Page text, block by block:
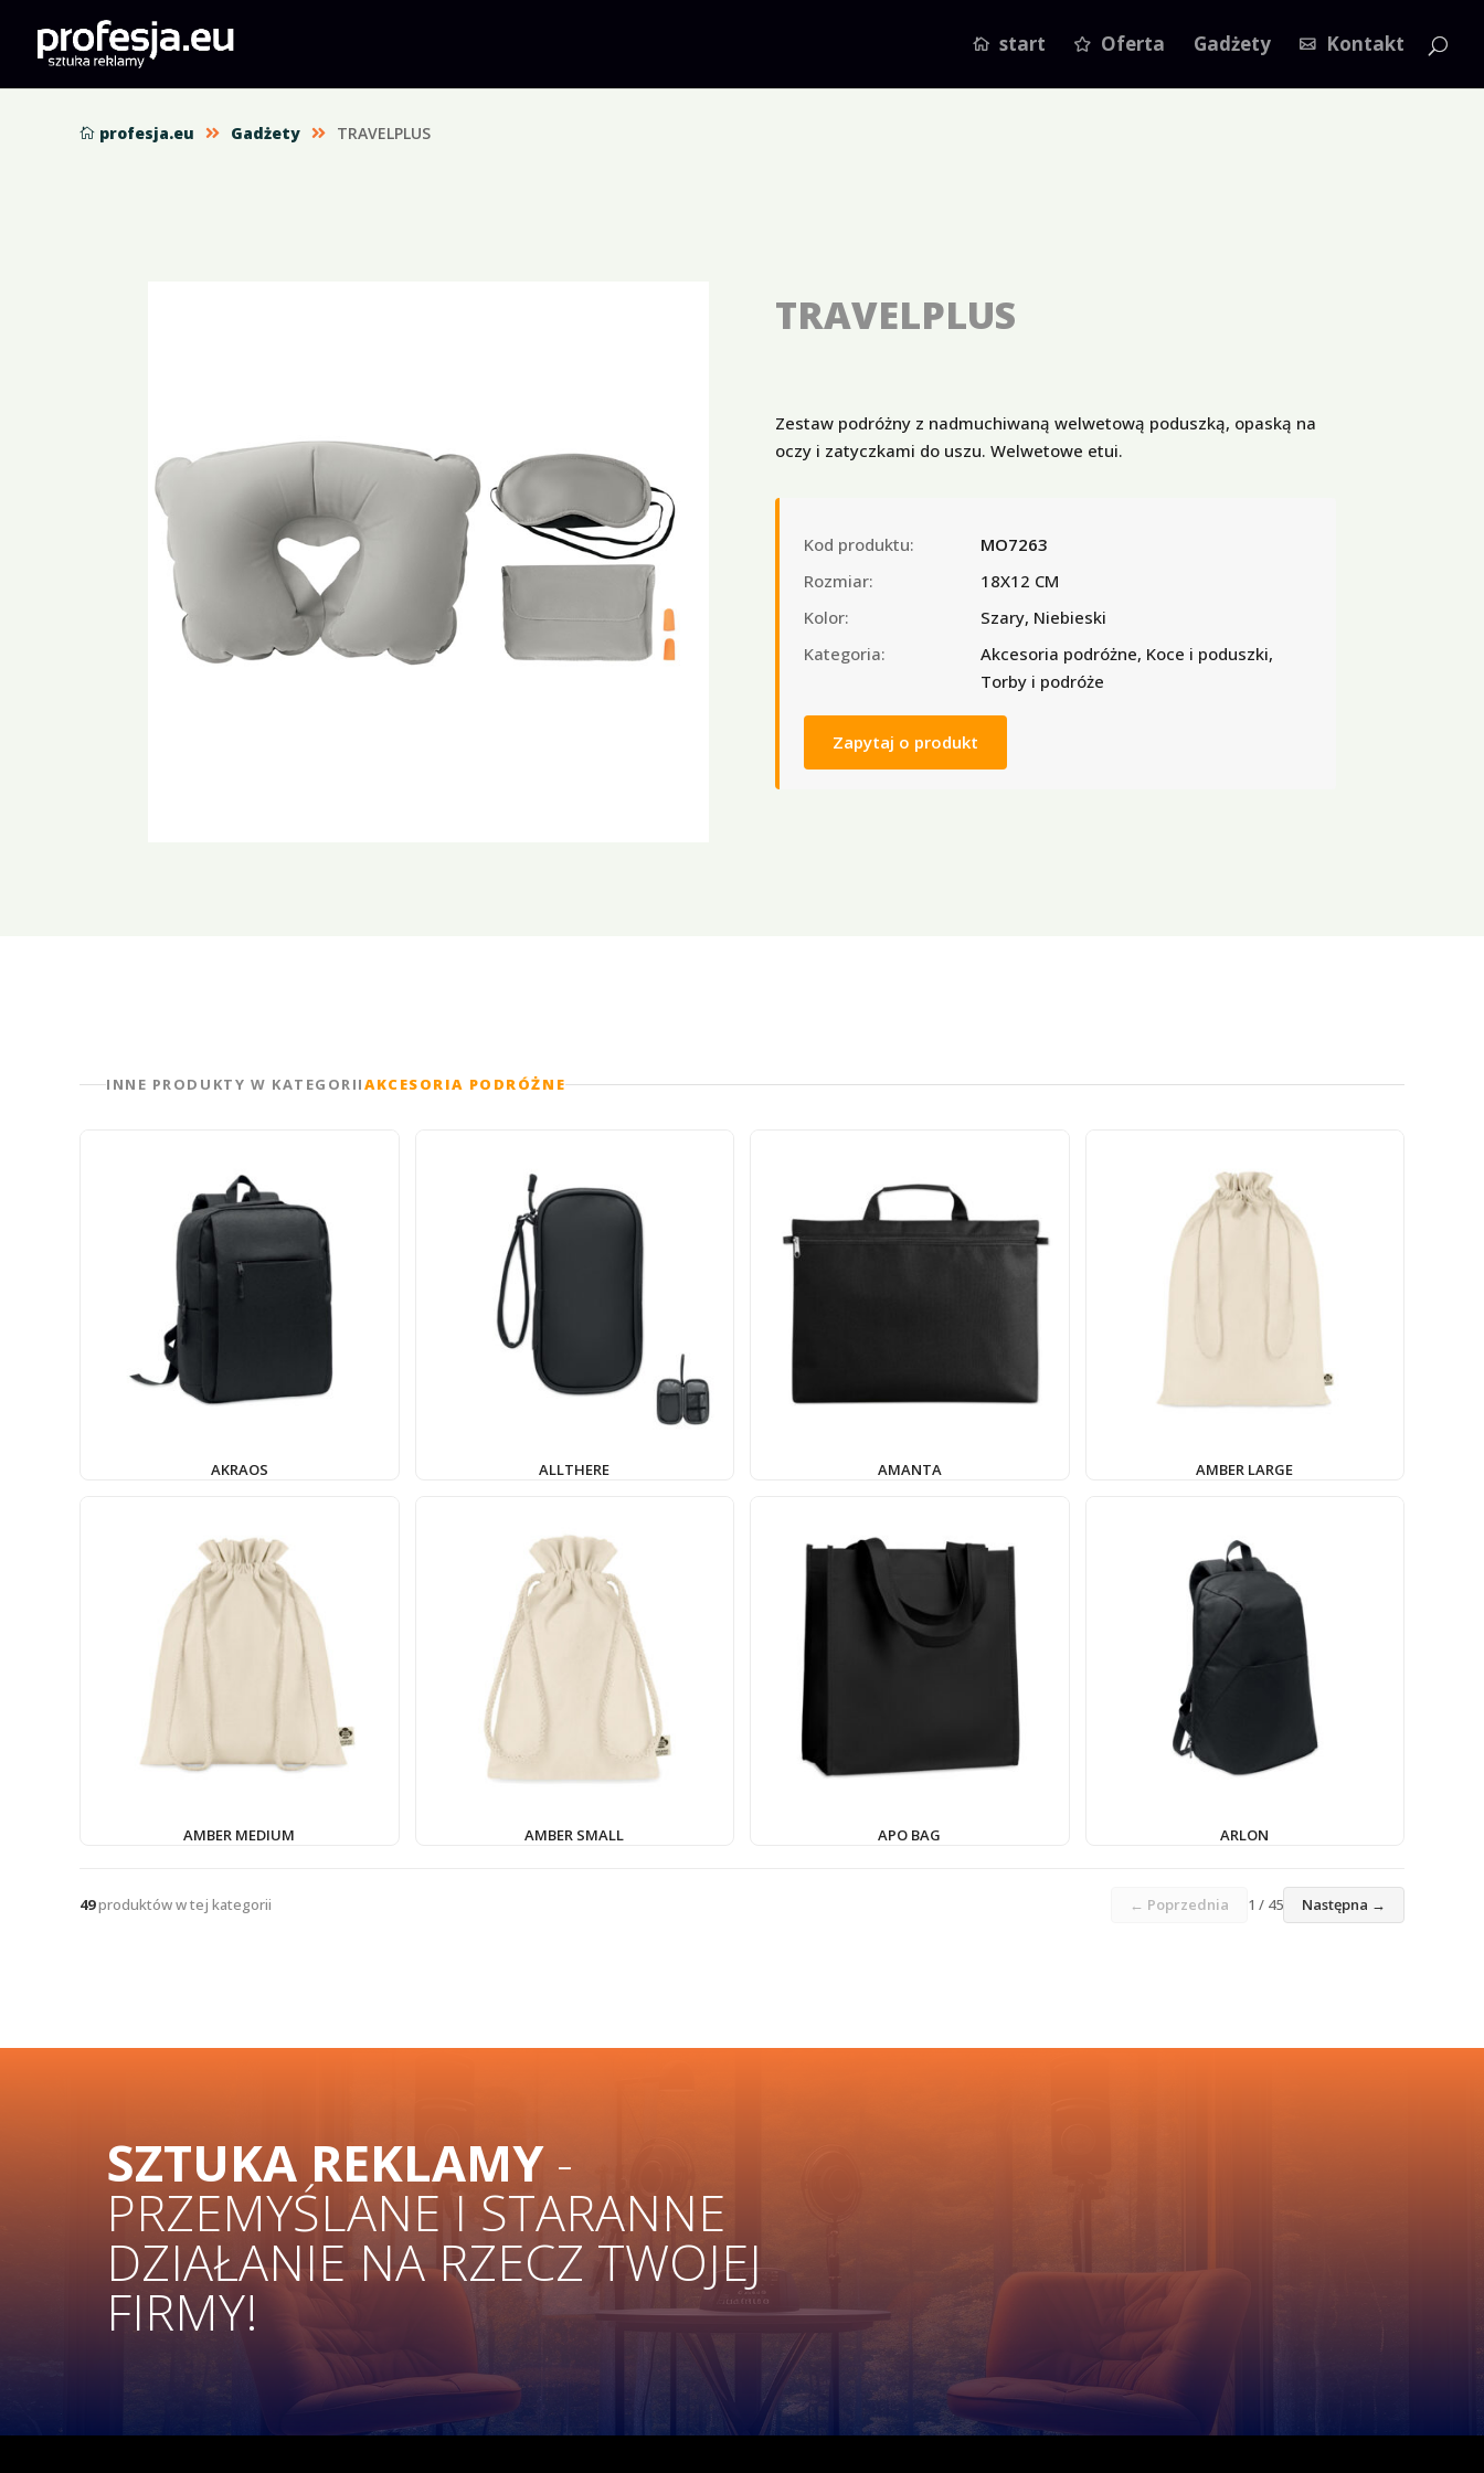
start Oferta Gadżety Kontakt
 profesja.eu  Gadżety  TRAVELPLUS
TRAVELPLUS
Zestaw podróżny z nadmuchiwaną welwetową poduszką, opaską na
oczy i zatyczkami do uszu. Welwetowe etui.
Kod produktu:
MO7263
Rozmiar:
18X12 CM
Kolor:
Szary, Niebieski
Kategoria:
Akcesoria podróżne, Koce i poduszki,
Torby i podróże
Zapytaj o produkt
INNE PRODUKTY W KATEGORIIAKCESORIA PODRÓŻNE
AKRAOS ALLTHERE AMANTA AMBER LARGE
AMBER MEDIUM AMBER SMALL APO BAG ARLON
49produktów w tej kategorii ← Poprzednia 1 / 45 Następna →
SZTUKA REKLAMY-
PRZEMYŚLANE I STARANNE
DZIAŁANIE NA RZECZ TWOJEJ
FIRMY!